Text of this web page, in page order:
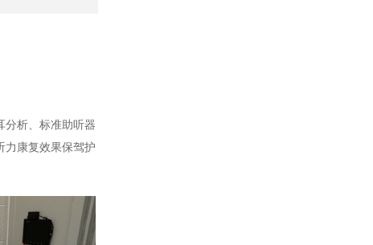
分析、标准助听器
力康复效果保驾护